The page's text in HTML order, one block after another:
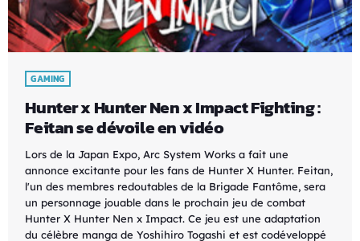
GAMING
Hunter x Hunter Nen x Impact Fighting :
Feitan se dévoile en vidéo
Lors de la Japan Expo, Arc System Works a fait une
annonce excitante pour les fans de Hunter X Hunter. Feitan,
l'un des membres redoutables de la Brigade Fantôme, sera
un personnage jouable dans le prochain jeu de combat
Hunter X Hunter Nen x Impact. Ce jeu est une adaptation
du célèbre manga de Yoshihiro Togashi et est codéveloppé